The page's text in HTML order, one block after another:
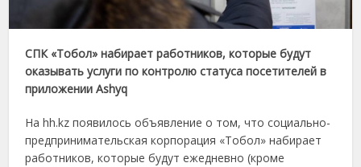
СПК «Тобол» набирает работников, которые будут
оказывать услуги по контролю статуса посетителей в
приложении Ashyq
На hh.kz появилось объявление о том, что социально-
предпринимательская корпорация «Тобол» набирает
работников, которые будут ежедневно (кроме